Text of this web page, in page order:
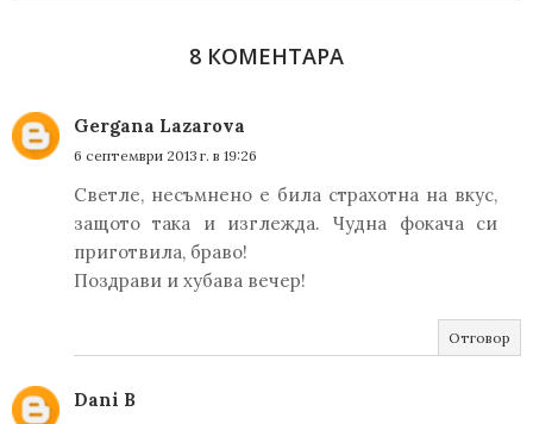
8 КОМЕНТАРА
Gergana Lazarova
6 септември 2013 г. в 19:26
Светле, несъмнено е била страхотна на вкус,
защото така и изглежда. Чудна фокача си
приготвила, браво!
Поздрави и хубава вечер!
Отговор
Dani B